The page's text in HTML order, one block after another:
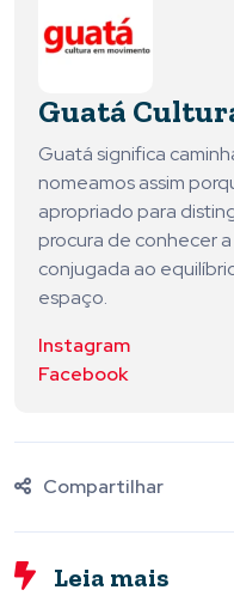
Guatá
Guatá significa
nomeamos assim
apropriado para
procura de conhecer
conjugada ao
espaço.
Instagram
Facebook
Compartilhar
Leia mais